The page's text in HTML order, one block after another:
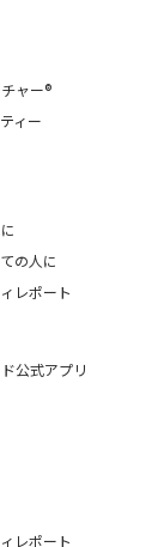
ャー®
ィー
の人に
レポート
公式アプリ
レポート